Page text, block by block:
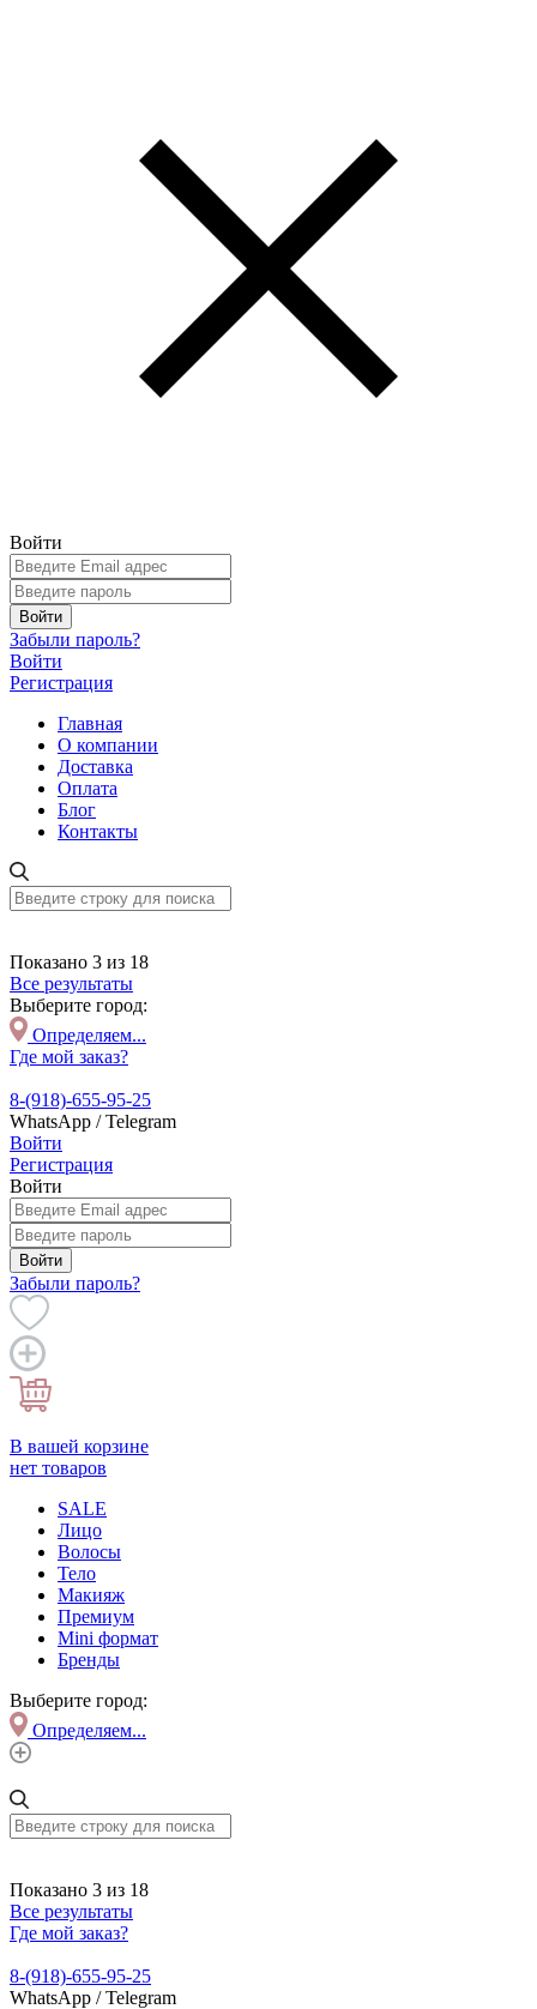
Войти
Войти
Забыли пароль?
Войти
Регистрация
Главная
О компании
Доставка
Оплата
Блог
Контакты
Показано 3 из 18
Все результаты
Выберите город:
Определяем...
Где мой заказ?
8-(918)-655-95-25
WhatsApp / Telegram
Войти
Регистрация
Войти
Войти
Забыли пароль?
В вашей корзине
нет товаров
SALE
Лицо
Волосы
Тело
Макияж
Премиум
Mini формат
Бренды
Выберите город:
Определяем...
Показано 3 из 18
Все результаты
Где мой заказ?
8-(918)-655-95-25
WhatsApp / Telegram